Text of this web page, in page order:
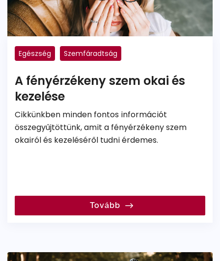
Egészség Szemfáradtság
A fényérzékeny szem okai és
kezelése
Cikkünkben minden fontos információt
összegyűjtöttünk, amit a fényérzékeny szem
okairól és kezeléséről tudni érdemes.
Tovább